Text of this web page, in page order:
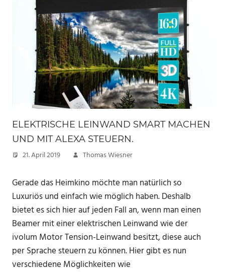
ELEKTRISCHE LEINWAND SMART MACHEN
UND MIT ALEXA STEUERN.
21. April 2019 Thomas Wiesner
Gerade das Heimkino möchte man natürlich so
Luxuriös und einfach wie möglich haben. Deshalb
bietet es sich hier auf jeden Fall an, wenn man einen
Beamer mit einer elektrischen Leinwand wie der
ivolum Motor Tension-Leinwand besitzt, diese auch
per Sprache steuern zu können. Hier gibt es nun
verschiedene Möglichkeiten wie